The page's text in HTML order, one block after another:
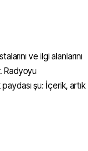
ve ilgi alanlarını
Radyoyu
şu: İçerik, artık